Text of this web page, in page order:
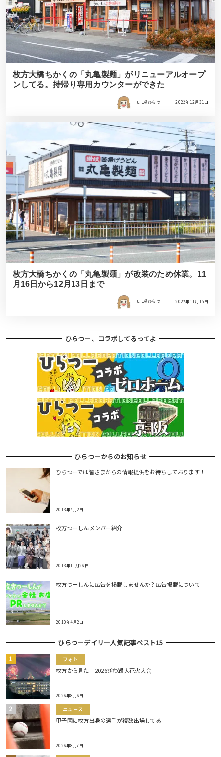
枚方大橋ちかくの「丸亀製麺」がリニューアルオープ
ンしてる。持帰り専用カウンターができた
モモ＠ひらつー 2022年12月31日
枚方大橋ちかくの「丸亀製麺」が改装のため休業。11
月16日から12月13日まで
モモ＠ひらつー 2022年11月15日
ひらつー、コラボしてるってよ
ひらつーからのお知らせ
ひらつーでは皆さまからの情報提供をお待ちしております！
2013年7月2日
枚方つーしんメンバー紹介
2013年11月26日
枚方つーしんに広告を掲載しませんか？広告掲載について
2010年4月2日
ひらつーデイリー人気記事ベスト15
フォト
枚方から見た「2026びわ湖大花火大会」
2026年8月6日
ニュース
甲子園に枚方出身の選手が複数出場してる
2026年8月7日